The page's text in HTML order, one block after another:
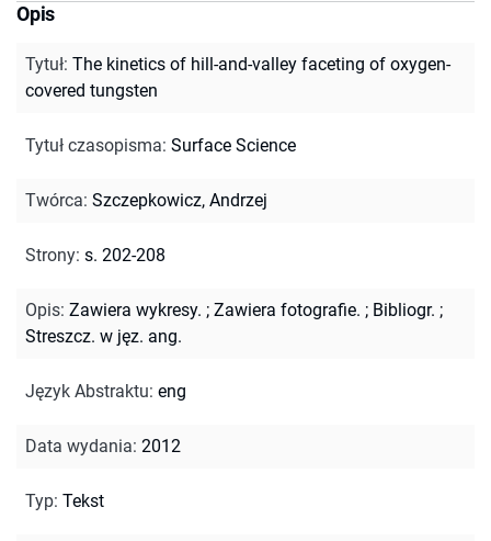
Opis
Tytuł: The kinetics of hill-and-valley faceting of oxygen-
covered tungsten
Tytuł czasopisma: Surface Science
Twórca: Szczepkowicz, Andrzej
Strony: s. 202-208
Opis: Zawiera wykresy. ; Zawiera fotografie. ; Bibliogr. ;
Streszcz. w jęz. ang.
Język Abstraktu: eng
Data wydania: 2012
Typ: Tekst